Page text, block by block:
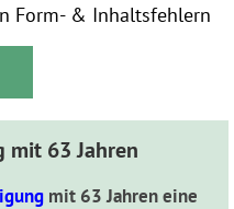
Form- & Inhaltsfehlern
mit 63 Jahren
mit 63 Jahren eine